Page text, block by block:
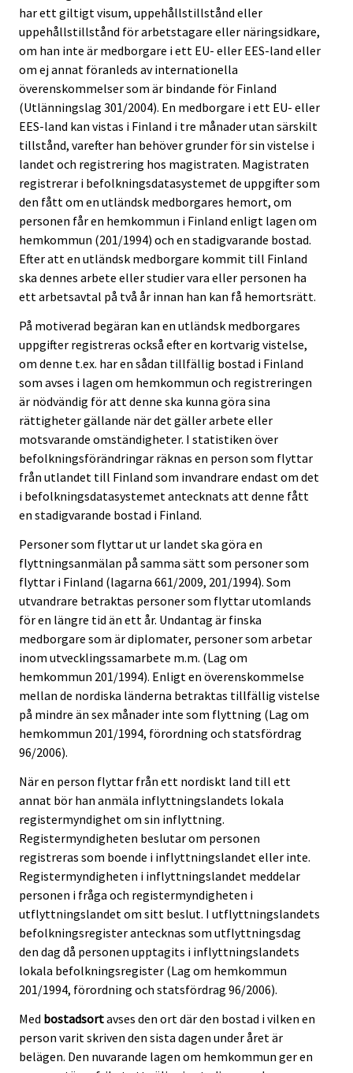
har ett giltigt visum, uppehållstillstånd eller
uppehållstillstånd för arbetstagare eller näringsidkare,
om han inte är medborgare i ett EU- eller EES-land eller
om ej annat föranleds av internationella
överenskommelser som är bindande för Finland
(Utlänningslag 301/2004). En medborgare i ett EU- eller
EES-land kan vistas i Finland i tre månader utan särskilt
tillstånd, varefter han behöver grunder för sin vistelse i
landet och registrering hos magistraten. Magistraten
registrerar i befolkningsdatasystemet de uppgifter som
den fått om en utländsk medborgares hemort, om
personen får en hemkommun i Finland enligt lagen om
hemkommun (201/1994) och en stadigvarande bostad.
Efter att en utländsk medborgare kommit till Finland
ska dennes arbete eller studier vara eller personen ha
ett arbetsavtal på två år innan han kan få hemortsrätt.
På motiverad begäran kan en utländsk medborgares
uppgifter registreras också efter en kortvarig vistelse,
om denne t.ex. har en sådan tillfällig bostad i Finland
som avses i lagen om hemkommun och registreringen
är nödvändig för att denne ska kunna göra sina
rättigheter gällande när det gäller arbete eller
motsvarande omständigheter. I statistiken över
befolkningsförändringar räknas en person som flyttar
från utlandet till Finland som invandrare endast om det
i befolkningsdatasystemet antecknats att denne fått
en stadigvarande bostad i Finland.
Personer som flyttar ut ur landet ska göra en
flyttningsanmälan på samma sätt som personer som
flyttar i Finland (lagarna 661/2009, 201/1994). Som
utvandrare betraktas personer som flyttar utomlands
för en längre tid än ett år. Undantag är finska
medborgare som är diplomater, personer som arbetar
inom utvecklingssamarbete m.m. (Lag om
hemkommun 201/1994). Enligt en överenskommelse
mellan de nordiska länderna betraktas tillfällig vistelse
på mindre än sex månader inte som flyttning (Lag om
hemkommun 201/1994, förordning och statsfördrag
96/2006).
När en person flyttar från ett nordiskt land till ett
annat bör han anmäla inflyttningslandets lokala
registermyndighet om sin inflyttning.
Registermyndigheten beslutar om personen
registreras som boende i inflyttningslandet eller inte.
Registermyndigheten i inflyttningslandet meddelar
personen i fråga och registermyndigheten i
utflyttningslandet om sitt beslut. I utflyttningslandets
befolkningsregister antecknas som utflyttningsdag
den dag då personen upptagits i inflyttningslandets
lokala befolkningsregister (Lag om hemkommun
201/1994, förordning och statsfördrag 96/2006).
Med bostadsortavses den ort där den bostad i vilken en
person varit skriven den sista dagen under året är
belägen. Den nuvarande lagen om hemkommun ger en